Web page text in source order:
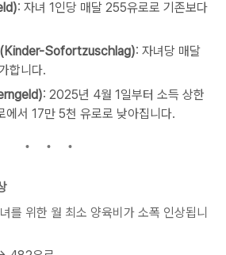
: 자녀 1인당 매달 255유로로 기존보다
(Kinder-Sofortzuschlag): 자녀당 매달
합니다.
: 2025년 4월 1일부터 소득 상한
에서 17만 5천 유로로 낮아집니다.
를 위한 월 최소 양육비가 소폭 인상됩니